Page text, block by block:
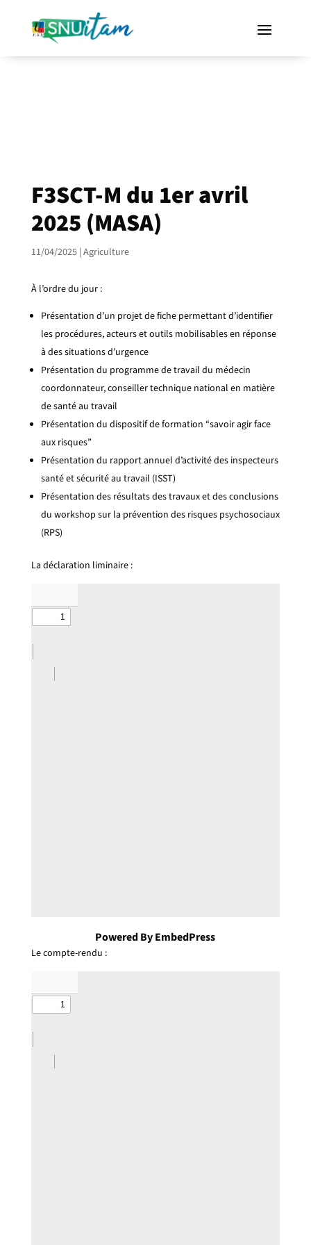
F3SCT-M du 1er avril
2025 (MASA)
11/04/2025| Agriculture
À l’ordre du jour :
Présentation d’un projet de fiche permettant d’identifier
les procédures, acteurs et outils mobilisables en réponse
à des situations d’urgence
Présentation du programme de travail du médecin
coordonnateur, conseiller technique national en matière
de santé au travail
Présentation du dispositif de formation “savoir agir face
aux risques”
Présentation du rapport annuel d’activité des inspecteurs
santé et sécurité au travail (ISST)
Présentation des résultats des travaux et des conclusions
du workshop sur la prévention des risques psychosociaux
(RPS)
La déclaration liminaire :
Powered By EmbedPress
Le compte-rendu :